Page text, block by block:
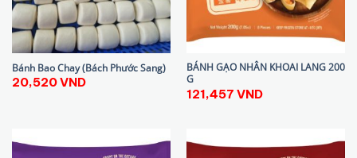
Bánh Bao Chay (Bách Phước Sang)
20,520VND
BÁNH GẠO NHÂN KHOAI LANG 200
G
121,457 VND